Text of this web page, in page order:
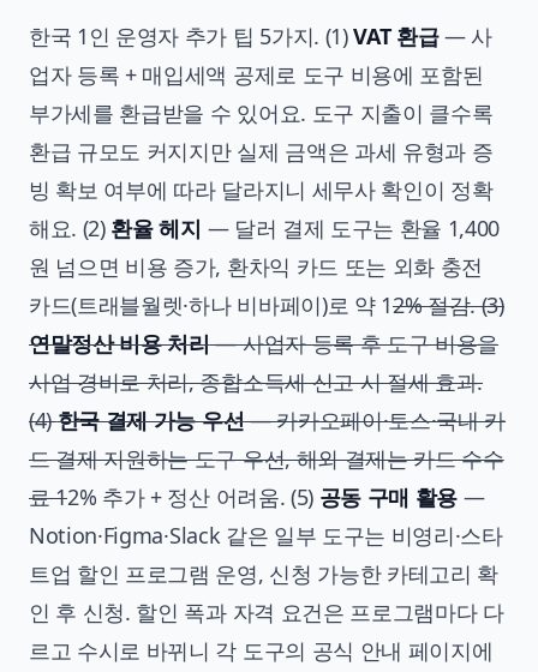
한국 1인 운영자 추가 팁 5가지. (1)VAT 환급— 사
업자 등록 + 매입세액 공제로 도구 비용에 포함된
부가세를 환급받을 수 있어요. 도구 지출이 클수록
환급 규모도 커지지만 실제 금액은 과세 유형과 증
빙 확보 여부에 따라 달라지니 세무사 확인이 정확
해요. (2) 환율 헤지 — 달러 결제 도구는 환율 1,400
원 넘으면 비용 증가, 환차익 카드 또는 외화 충전
카드(트래블월렛·하나 비바페이)로 약 12% 절감. (3)
연말정산 비용 처리— 사업자 등록 후 도구 비용을
사업 경비로 처리, 종합소득세 신고 시 절세 효과.
(4)한국 결제 가능 우선— 카카오페이·토스·국내 카
드 결제 지원하는 도구 우선, 해외 결제는 카드 수수
료 12% 추가 + 정산 어려움. (5) 공동 구매 활용 —
Notion·Figma·Slack 같은 일부 도구는 비영리·스타
트업 할인 프로그램 운영, 신청 가능한 카테고리 확
인 후 신청. 할인 폭과 자격 요건은 프로그램마다 다
르고 수시로 바뀌니 각 도구의 공식 안내 페이지에